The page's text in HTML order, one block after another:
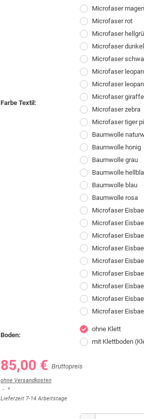
Farbe Textil:
Microfaser
Microfaser rot
Microfaser
Microfaser
Microfaser
Microfaser
Microfaser
Microfaser giraffe
Microfaser zebra
Microfaser tiger
Baumwolle
Baumwolle honig
Baumwolle grau
Baumwolle
Baumwolle blau
Baumwolle rosa
Microfaser
Microfaser
Microfaser
Microfaser
Microfaser
Microfaser
Microfaser
Microfaser
Microfaser
Boden:
check
ohne Klett
mit Klettboden
85,00 € Bruttopreis
ohne Versandkosten
*
Lieferzeit 7-14 Arbeitstage